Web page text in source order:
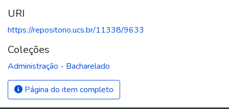
URI
https://repositorio.ucs.br/11338/9633
Coleções
Administração - Bacharelado
Página do item completo